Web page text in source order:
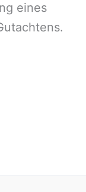
eines